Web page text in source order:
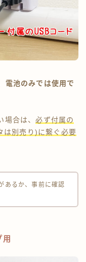
電池のみでは使用で
場合は、必ず付属の
は別売り)に繋ぐ必要
あるか、事前に確認